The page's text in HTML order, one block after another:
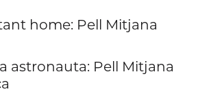
home: Pell Mitjana
astronauta: Pell Mitjana